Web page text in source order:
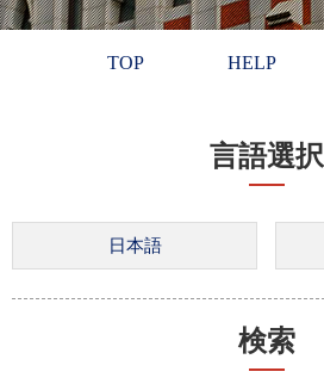
TOP HELP
言語選択
検索